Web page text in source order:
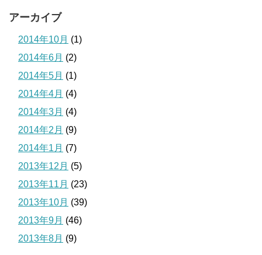
アーカイブ
2014年10月 (1)
2014年6月 (2)
2014年5月 (1)
2014年4月 (4)
2014年3月 (4)
2014年2月 (9)
2014年1月 (7)
2013年12月 (5)
2013年11月 (23)
2013年10月 (39)
2013年9月 (46)
2013年8月 (9)